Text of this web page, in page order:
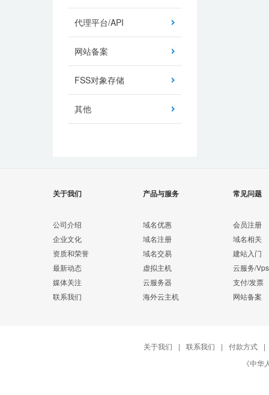
代理平台/API
网站备案
FSS对象存储
其他
关于我们
公司介绍
企业文化
资质和荣誉
最新动态
媒体关注
联系我们
产品与服务
域名优惠
域名注册
域名交易
虚拟主机
云服务器
海外云主机
常见问题
会员注册
域名相关
建站入门
云服务/Vps
支付/发票
网站备案
关于我们 | 联系我们 | 付款方式
|
《中